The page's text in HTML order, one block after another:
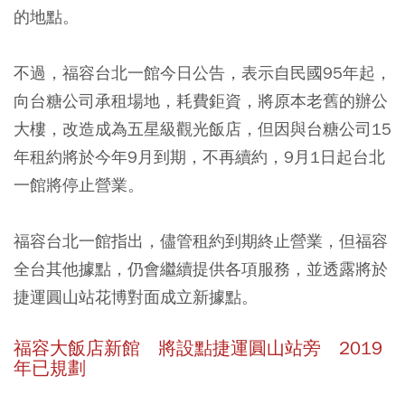
的地點。
不過，福容台北一館今日公告，表示自民國95年起，
向台糖公司承租場地，耗費鉅資，將原本老舊的辦公
大樓，改造成為五星級觀光飯店，但因與台糖公司15
年租約將於今年9月到期，不再續約，9月1日起台北
一館將停止營業。
福容台北一館指出，儘管租約到期終止營業，但福容
全台其他據點，仍會繼續提供各項服務，並透露將於
捷運圓山站花博對面成立新據點。
福容大飯店新館 將設點捷運圓山站旁 2019
年已規劃